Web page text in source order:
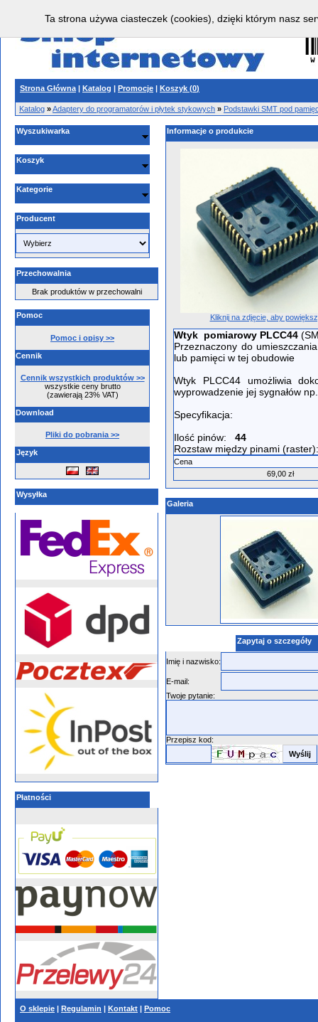
Strona Główna | Katalog | Promocje | Koszyk (0)
Katalog »Adaptery do programatorów i płytek stykowych » Podstawki SMT pod
Wyszukiwarka
Koszyk
Kategorie
Producent
Przechowalnia
Brak produktów w przechowalni
Pomoc
Pomoc i opisy >>
Cennik
Cennik wszystkich produktów >>
wszystkie ceny brutto
(zawierają 23% VAT)
Download
Pliki do pobrania >>
Język
Wysyłka
Płatności
Informacje o produkcie
Kliknij na zdjęcie, aby
Wtyk pomiarowy PLCC44
Przeznaczony do
lub pamięci w tej obudowie
Wtyk PLCC44 umożliwia
wyprowadzenie jej sygnałów
Specyfikacja:
Ilość pinów: 44
Rozstaw między pinami
Cena
69,00 zł
Galeria
Zapytaj o szczegóły
Imię i nazwisko:
E-mail:
Twoje pytanie:
Przepisz kod:
O sklepie | Regulamin | Kontakt | Pomoc
Ta strona używa ciasteczek (cookies), dzięki którym nasz